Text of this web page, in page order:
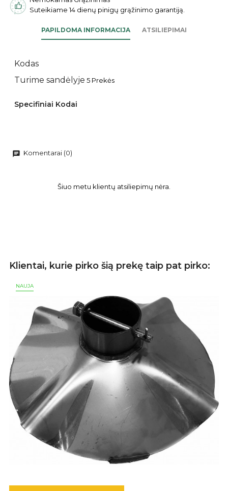
Suteikiame 14 dienų pinigų grąžinimo garantiją.
PAPILDOMA INFORMACIJA ATSILIEPIMAI
Kodas
Turime sandėlyje 5 Prekės
Specifiniai Kodai
chat Komentarai (0)
Šiuo metu klientų atsiliepimų nėra.
Klientai, kurie pirko šią prekę taip pat pirko:
NAUJA